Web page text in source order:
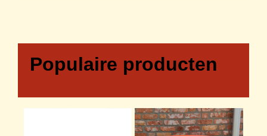
Populaire producten